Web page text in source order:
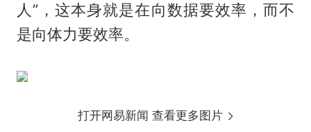
人”，这本身就是在向数据要效率，而不
是向体力要效率。
打开网易新闻 查看更多图片